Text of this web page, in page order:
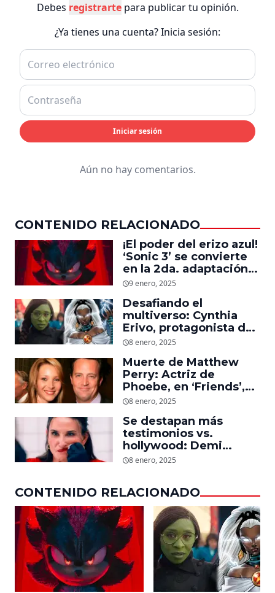
Debes registrartepara publicar tu opinión.
¿Ya tienes una cuenta? Inicia sesión:
Iniciar sesión
Aún no hay comentarios.
CONTENIDO RELACIONADO
¡El poder del erizo azul!
‘Sonic 3’ se convierte
en la 2da. adaptación
de videojuegos más
en EU
9 enero, 2025
Desafiando el
multiverso: Cynthia
Erivo, protagonista de
‘Wicked’, quiere ser
8 enero, 2025
Muerte de Matthew
Perry: Actriz de
Phoebe, en ‘Friends’,
descubre un emotivo
dejó
8 enero, 2025
Se destapan más
testimonios vs.
hollywood: Demi
Moore, protagonista de
industria a su cuerpo
8 enero, 2025
CONTENIDO RELACIONADO